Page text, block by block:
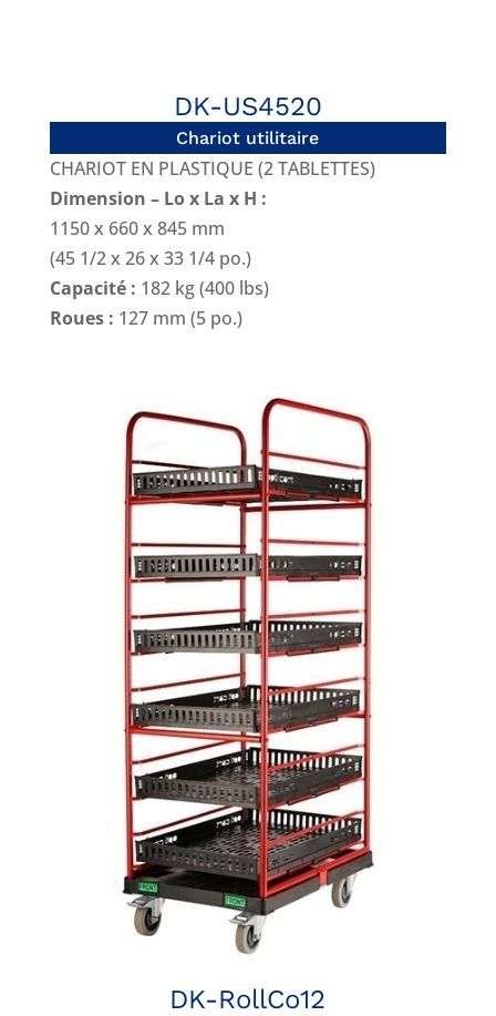
DK-US4520
Chariot utilitaire
CHARIOT EN PLASTIQUE (2 TABLETTES)
Dimension – Lo x La x H :
1150 x 660 x 845 mm
(45 1/2 x 26 x 33 1/4 po.)
Capacité : 182 kg (400 lbs)
Roues : 127 mm (5 po.)
DK-RollCo12